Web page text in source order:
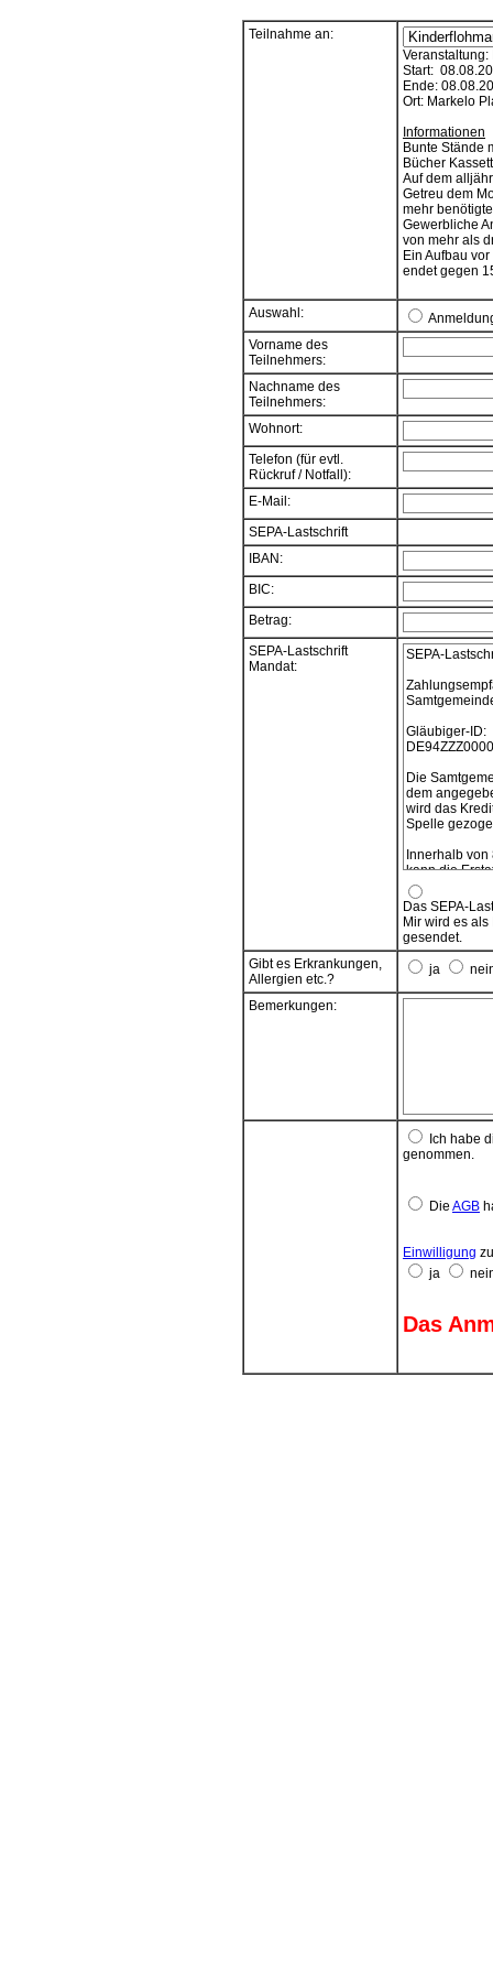
Teilnahme an:
Start:
Ende:
Ort: Markelo
Informationen
Bunte Stände
Bücher
Auf dem
Getreu dem
mehr
Gewerbliche
von mehr als
Ein Aufbau
endet gegen
Auswahl:
Vorname des
Teilnehmers:
Nachname des
Teilnehmers:
Wohnort:
Telefon (für evtl.
Rückruf / Notfall):
E-Mail:
SEPA-Lastschrift
IBAN:
BIC:
Betrag:
SEPA-Lastschrift
Mandat:
SEPA-
Gläubiger-ID:
Die
dem
wird das
Spelle
Innerhalb
kann die
verlangt
vereinbarten
Das SEPA-
Anmeldung.
Wenn das
seitens des
Das SEPA-
Mir wird es
gesendet.
Gibt es Erkrankungen,
Allergien etc.?
ja
Bemerkungen:
Ich habe
genommen.
Die AGB
Einwilligung
ja
Das